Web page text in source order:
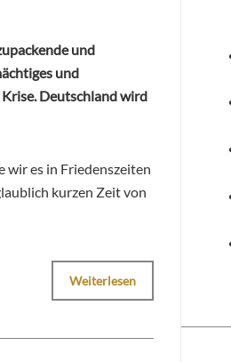
und
und
Deutschland wird
wir es in Friedenszeiten
kurzen Zeit von
Weiterlesen